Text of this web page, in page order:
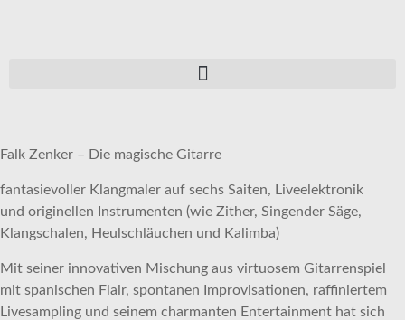
Falk Zenker – Die magische Gitarre
fantasievoller Klangmaler auf sechs Saiten, Liveelektronik
und originellen Instrumenten (wie Zither, Singender Säge,
Klangschalen, Heulschläuchen und Kalimba)
Mit seiner innovativen Mischung aus virtuosem Gitarrenspiel
mit spanischen Flair, spontanen Improvisationen, raffiniertem
Livesampling und seinem charmanten Entertainment hat sich